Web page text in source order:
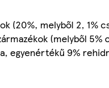
(20%, melyből 2, 1%
(melyből
egyenértékű 9%